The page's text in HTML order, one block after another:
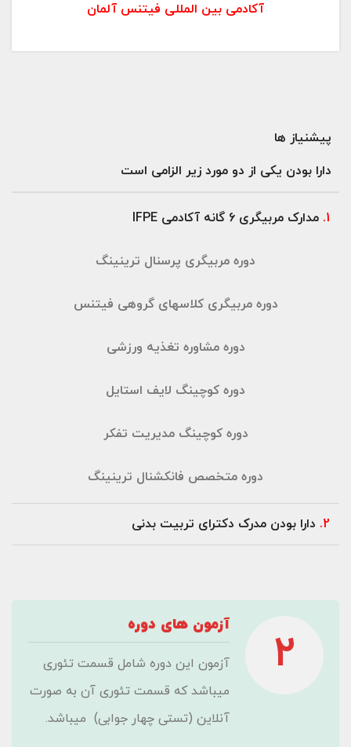
آکادمی بین المللی فیتنس آلمان
پیشنیاز ها
دارا بودن یکی از دو مورد زیر الزامی است
1. مدارک مربیگری 6 گانه آکادمی IFPE
دوره مربیگری پرسنال ترينينگ
دوره مربيگرى كلاسهاى گروهى فيتنس
دوره مشاوره تغذیه ورزشی
دوره کوچینگ لایف استایل
دوره کوچینگ مدیریت تفکر
دوره متخصص فانکشنال ترینینگ
2. دارا بودن مدرک دکترای تربیت بدنی
2
آزمون های دوره
آزمون این دوره شامل قسمت تئوری
میباشد که قسمت تئوری آن به صورت
آنلاین (تستی چهار جوابی) میباشد.